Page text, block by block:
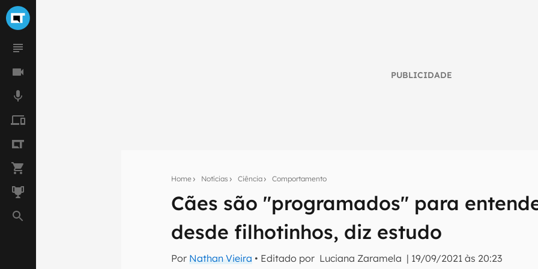
PUBLICIDADE
Home Notícias Ciência Comportamento
Cães são "programados" para
desde filhotinhos, diz estudo
Por Nathan Vieira • Editado por Luciana Zaramela | 19/09/2021 às 20:23
Seu resumo inteligente do mundo tech!
Assine a newsletter do Canaltech e receba notícias e reviews sobre tecnologia
mão.
E-mail